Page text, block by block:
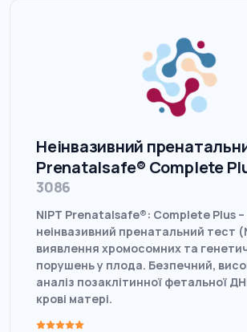
Неінвазивний
Prenatalsafe® Complete
3086
NIPT Prenatalsafe®: Complete Plus
неінвазивний пренатальний тест
виявлення хромосомних та
порушень у плода. Безпечний,
аналіз позаклітинної фетальної
крові матері.